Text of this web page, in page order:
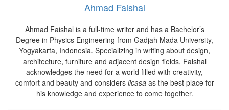
Ahmad Faishal
Ahmad Faishal is a full-time writer and has a Bachelor’s
Degree in Physics Engineering from Gadjah Mada University,
Yogyakarta, Indonesia. Specializing in writing about design,
architecture, furniture and adjacent design fields, Faishal
acknowledges the need for a world filled with creativity,
comfort and beauty and considers ilcasaas the best place for
his knowledge and experience to come together.